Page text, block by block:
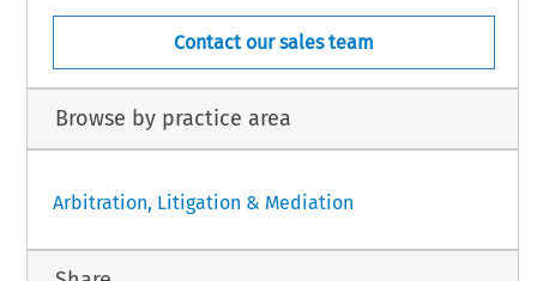
Contact our sales team
Browse by practice area
Arbitration, Litigation & Mediation